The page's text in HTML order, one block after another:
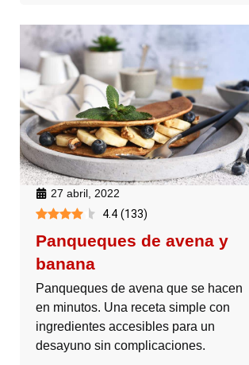
27 abril, 2022
4.4 (133)
Panqueques de avena y
banana
Panqueques de avena que se hacen
en minutos. Una receta simple con
ingredientes accesibles para un
desayuno sin complicaciones.